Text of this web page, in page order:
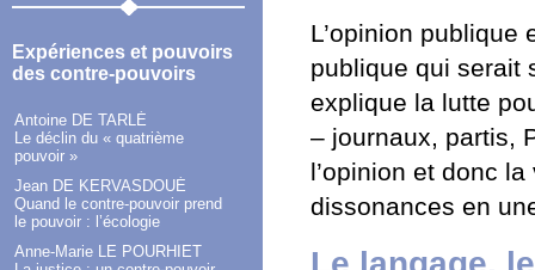
Expériences et pouvoirs
des contre-pouvoirs
Antoine DE TARLÉ
Le déclin du « quatrième
pouvoir »
Jean DE KERVASDOUÉ
Quand le contre-pouvoir prend
le pouvoir : l’écologie
Anne-Marie LE POURHIET
L’opinion
publique qui serait
explique la lutte
– journaux, partis,
l’opinion et donc
dissonances en